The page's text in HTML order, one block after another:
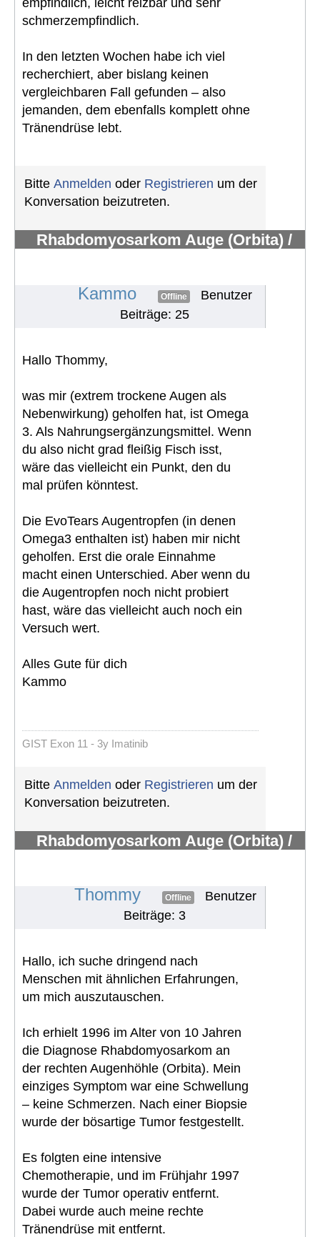
schmerzempfindlich.
In den letzten Wochen habe ich viel
recherchiert, aber bislang keinen
vergleichbaren Fall gefunden – also
jemanden, dem ebenfalls komplett ohne
Tränendrüse lebt.
Bitte Anmelden oder Registrieren um der
Konversation beizutreten.
Rhabdomyosarkom Auge (Orbita) /
Kammo Offline
Benutzer
Beiträge: 25
Hallo Thommy,
was mir (extrem trockene Augen als
Nebenwirkung) geholfen hat, ist Omega
3. Als Nahrungsergänzungsmittel. Wenn
du also nicht grad fleißig Fisch isst,
wäre das vielleicht ein Punkt, den du
mal prüfen könntest.
Die EvoTears Augentropfen (in denen
Omega3 enthalten ist) haben mir nicht
geholfen. Erst die orale Einnahme
macht einen Unterschied. Aber wenn du
die Augentropfen noch nicht probiert
hast, wäre das vielleicht auch noch ein
Versuch wert.
Alles Gute für dich
Kammo
GIST Exon 11 - 3y Imatinib
Bitte Anmelden oder Registrieren um der
Konversation beizutreten.
Rhabdomyosarkom Auge (Orbita) /
Thommy Offline
Benutzer
Beiträge: 3
Hallo, ich suche dringend nach
Menschen mit ähnlichen Erfahrungen,
um mich auszutauschen.
Ich erhielt 1996 im Alter von 10 Jahren
die Diagnose Rhabdomyosarkom an
der rechten Augenhöhle (Orbita). Mein
einziges Symptom war eine Schwellung
– keine Schmerzen. Nach einer Biopsie
wurde der bösartige Tumor festgestellt.
Es folgten eine intensive
Chemotherapie, und im Frühjahr 1997
wurde der Tumor operativ entfernt.
Dabei wurde auch meine rechte
Tränendrüse mit entfernt.